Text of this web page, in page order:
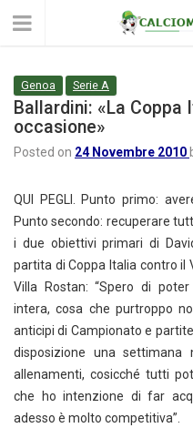
Genoa Serie A
Ballardini: «La Coppa
occasione»
Posted on 24 Novembre 2010
QUI PEGLI. Punto primo:
Punto secondo: recuperare
i due obiettivi primari di
partita di Coppa Italia contro il
Villa Rostan: “Spero di
intera, cosa che purtroppo
anticipi di Campionato e
disposizione una settimana
allenamenti, cosicché tutti
che ho intenzione di far
adesso è molto competitiva”.